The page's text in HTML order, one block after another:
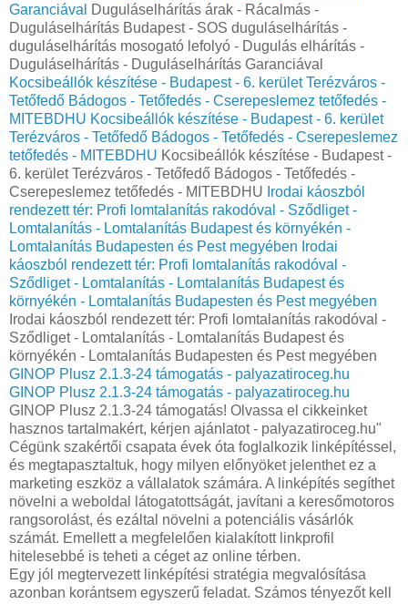
Garanciával
Duguláselhárítás árak - Rácalmás -
Duguláselhárítás Budapest - SOS duguláselhárítás -
duguláselhárítás mosogató lefolyó - Dugulás elhárítás -
Duguláselhárítás - Duguláselhárítás Garanciával
Kocsibeállók készítése - Budapest - 6. kerület Terézváros -
Tetőfedő Bádogos - Tetőfedés - Cserepeslemez tetőfedés -
MITEBDHU Kocsibeállók készítése - Budapest - 6. kerület
Terézváros - Tetőfedő Bádogos - Tetőfedés - Cserepeslemez
tetőfedés - MITEBDHU Kocsibeállók készítése - Budapest -
6. kerület Terézváros - Tetőfedő Bádogos - Tetőfedés -
Cserepeslemez tetőfedés - MITEBDHU Irodai káoszból
rendezett tér: Profi lomtalanítás rakodóval - Sződliget -
Lomtalanítás - Lomtalanítás Budapest és környékén -
Lomtalanítás Budapesten és Pest megyében Irodai
káoszból rendezett tér: Profi lomtalanítás rakodóval -
Sződliget - Lomtalanítás - Lomtalanítás Budapest és
környékén - Lomtalanítás Budapesten és Pest megyében
Irodai káoszból rendezett tér: Profi lomtalanítás rakodóval -
Sződliget - Lomtalanítás - Lomtalanítás Budapest és
környékén - Lomtalanítás Budapesten és Pest megyében
GINOP Plusz 2.1.3-24 támogatás - palyazatiroceg.hu
GINOP Plusz 2.1.3-24 támogatás - palyazatiroceg.hu
GINOP Plusz 2.1.3-24 támogatás! Olvassa el cikkeinket
hasznos tartalmakért, kérjen ajánlatot - palyazatiroceg.hu"
Cégünk szakértői csapata évek óta foglalkozik linképítéssel,
és megtapasztaltuk, hogy milyen előnyöket jelenthet ez a
marketing eszköz a vállalatok számára. A linképítés segíthet
növelni a weboldal látogatottságát, javítani a keresőmotoros
rangsorolást, és ezáltal növelni a potenciális vásárlók
számát. Emellett a megfelelően kialakított linkprofil
hitelesebbé is teheti a céget az online térben.
Egy jól megtervezett linképítési stratégia megvalósítása
azonban korántsem egyszerű feladat. Számos tényezőt kell